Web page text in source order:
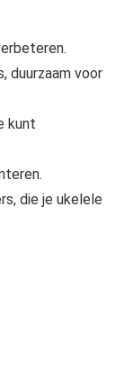
duurzaam voor
kunt
die je ukelele